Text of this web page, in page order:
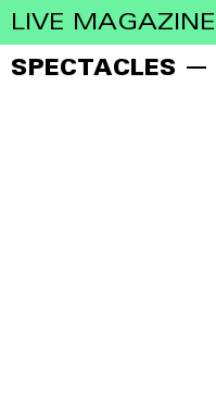
LIVE MAGAZINE
SPECTACLES